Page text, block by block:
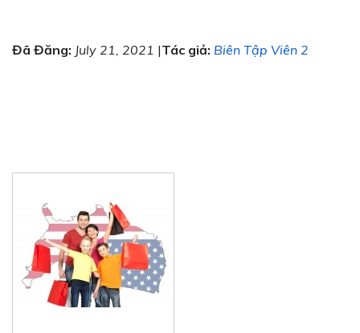
Đã Đăng: July 21, 2021 |Tác giả: Biên Tập Viên 2